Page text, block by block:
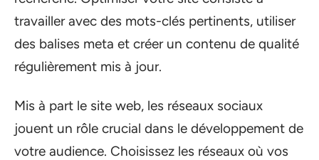
travailler avec des mots-clés pertinents, utiliser
des balises meta et créer un contenu de qualité
régulièrement mis à jour.
Mis à part le site web, les réseaux sociaux
jouent un rôle crucial dans le développement de
votre audience. Choisissez les réseaux où vos